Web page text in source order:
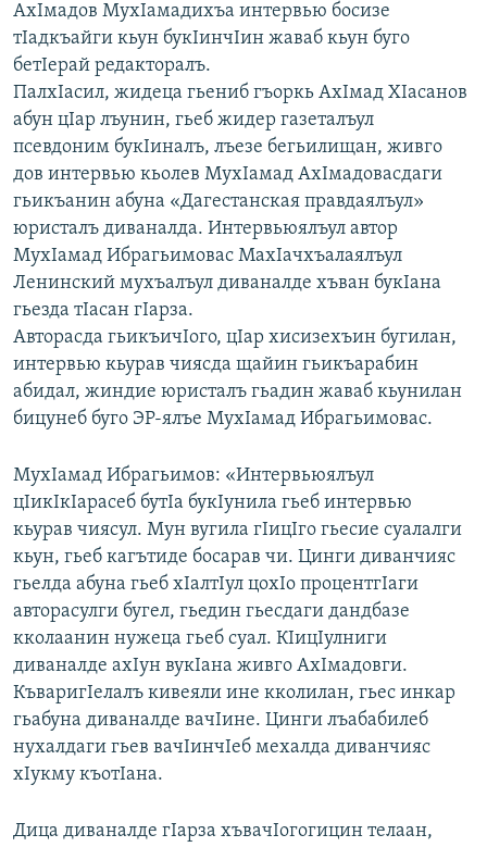
АхIмадов МухIамадихъа интервью босизе
тIадкъайги кьун букIинчIин жаваб кьун буго
бетIерай редакторалъ.
ПалхIасил, жидеца гьениб гъоркь АхIмад ХIасанов
абун цIар лъунин, гьеб жидер газеталъул
псевдоним букIиналъ, лъезе бегьилищан, живго
дов интервью кьолев МухIамад АхIмадовасдаги
гьикъанин абуна «Дагестанская правдаялъул»
юристалъ диваналда. Интервьюялъул автор
МухIамад Ибрагьимовас МахIачхъалаялъул
Ленинский мухъалъул диваналде хъван букIана
гьезда тIасан гIарза.
Авторасда гьикъичIого, цIар хисизехъин бугилан,
интервью кьурав чиясда щайин гьикъарабин
абидал, жиндие юристалъ гьадин жаваб кьунилан
бицунеб буго ЭР-ялъе МухIамад Ибрагьимовас.
МухIамад Ибрагьимов: «Интервьюялъул
цIикIкIарасеб бутIа букIунила гьеб интервью
кьурав чиясул. Мун вугила гIицIго гьесие суалалги
кьун, гьеб кагътиде босарав чи. Цинги диванчияс
гьелда абуна гьеб хIалтIул цохIо процентгIаги
авторасулги бугел, гьедин гьесдаги дандбазе
кколаанин нужеца гьеб суал. КIицIулниги
диваналде ахIун вукIана живго АхIмадовги.
КъваригIелалъ кивеяли ине кколилан, гьес инкар
гьабуна диваналде вачIине. Цинги лъабабилеб
нухалдаги гьев вачIинчIеб мехалда диванчияс
хIукму къотIана.
Дица диваналде гIарза хъвачIогогицин телаан,